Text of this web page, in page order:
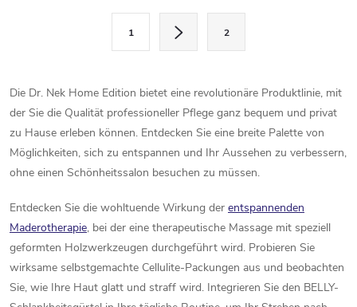
e
r
e
l
e
m
e
i
n
i
e
r
u
n
g
1 2
Die Dr. Nek Home Edition bietet eine revolutionäre Produktlinie, mit
der Sie die Qualität professioneller Pflege ganz bequem und privat
zu Hause erleben können. Entdecken Sie eine breite Palette von
Möglichkeiten, sich zu entspannen und Ihr Aussehen zu verbessern,
ohne einen Schönheitssalon besuchen zu müssen.
Entdecken Sie die wohltuende Wirkung der entspannenden
Maderotherapie, bei der eine therapeutische Massage mit speziell
geformten Holzwerkzeugen durchgeführt wird. Probieren Sie
wirksame selbstgemachte Cellulite-Packungen aus und beobachten
Sie, wie Ihre Haut glatt und straff wird. Integrieren Sie den BELLY-